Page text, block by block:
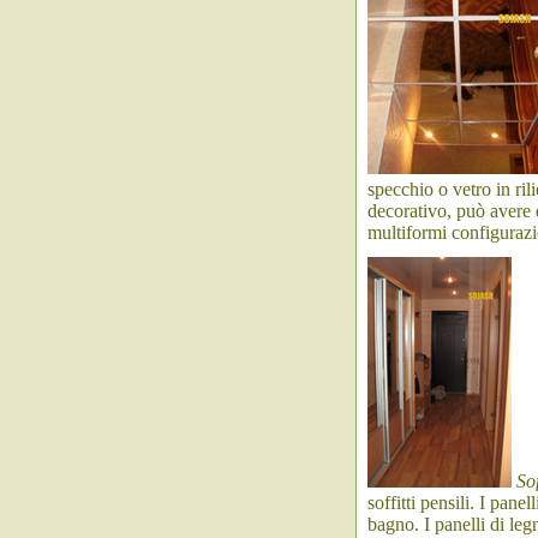
specchio o vetro in
decorativo, può
multiformi
soffitti pensili. I
bagno. I panelli di